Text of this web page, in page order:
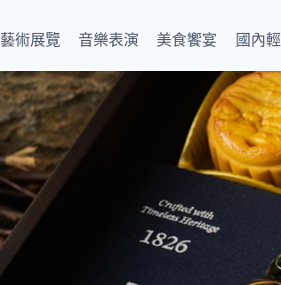
藝術展覽 音樂表演 美食饗宴 國內